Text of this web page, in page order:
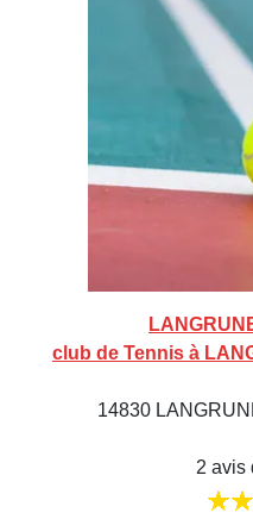
club de Tennis à
14830
2 avis